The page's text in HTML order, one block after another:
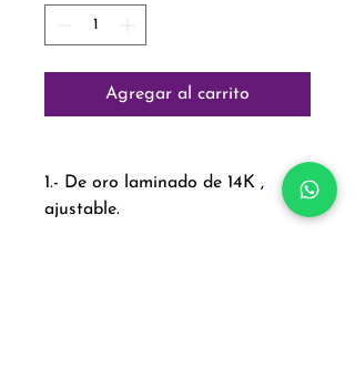
Agregar al carrito
1.- De oro laminado de 14K ,
ajustable.